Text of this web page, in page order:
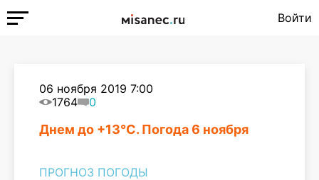
Войти
06 ноября 2019 7:00
1764
0
Днем до +13°С. Погода 6 ноября
ПРОГНОЗ ПОГОДЫ